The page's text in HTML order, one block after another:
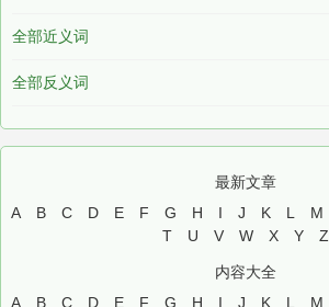
全部近义词
全部反义词
最新文章
A
B C D E F G H I J K L M
T
U V W X Y Z
内容大全
A
B C D E F G H I J K L M